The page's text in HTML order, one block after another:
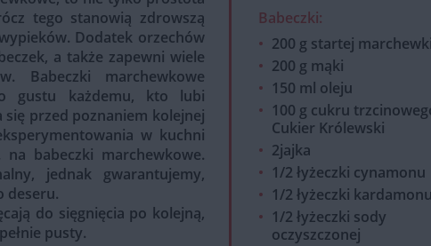
tego stanowią zdrowszą
Dodatek orzechów
a także zapewni wiele
Babeczki marchewkowe
gustu każdemu, kto lubi
przed poznaniem kolejnej
w kuchni
babeczki marchewkowe.
jednak gwarantujemy,
deseru.
do sięgnięcia po kolejną,
pusty.
Babeczki:
200 g startej
200 g mąki
150 ml oleju
100 g cukru
Cukier Królewski
2jajka
1/2 łyżeczki cynamonu
1/2 łyżeczki
1/2 łyżeczki sody
oczyszczonej